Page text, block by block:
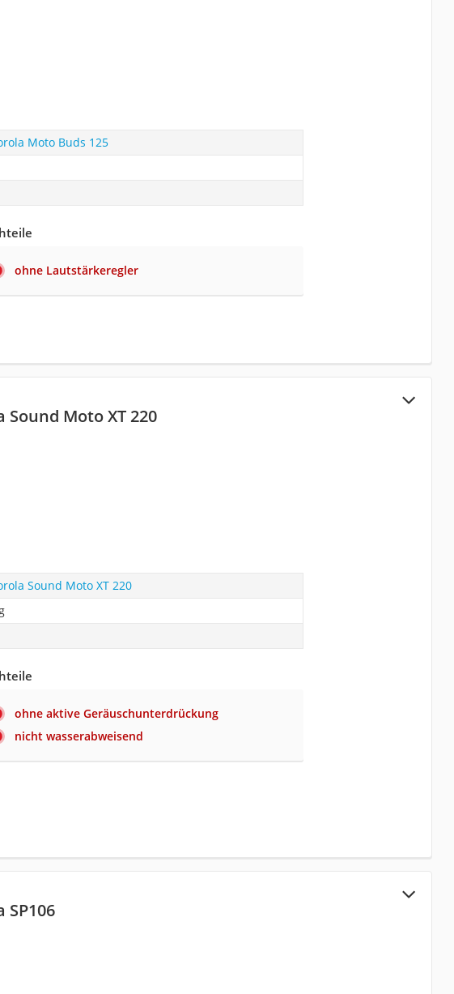
Moto Buds 125
ohne Lautstärkeregler
Sound Moto XT 220
Sound Moto XT 220
ohne aktive Geräuschunterdrückung
nicht wasserabweisend
SP106